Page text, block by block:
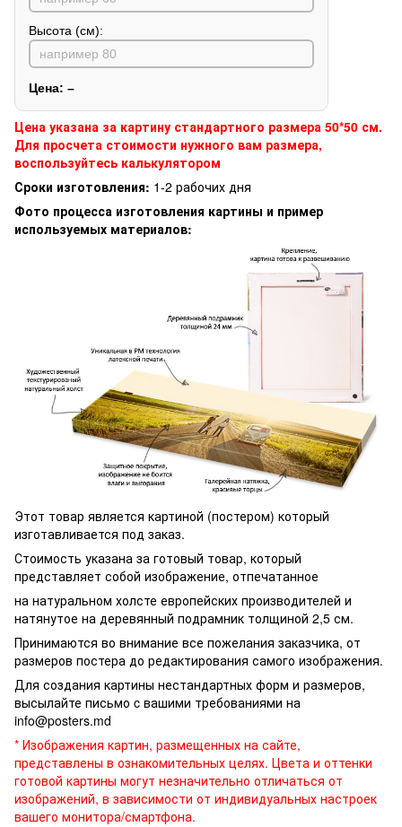
Высота (см):
Цена: –
Цена указана за картину стандартного размера 50*50 см.
Для просчета стоимости нужного вам размера,
воспользуйтесь калькулятором
Сроки изготовления: 1-2 рабочих дня
Фото процесса изготовления картины и пример
используемых материалов:
Этот товар является картиной (постером) который
изготавливается под заказ.
Стоимость указана за готовый товар, который
представляет собой изображение, отпечатанное
на натуральном холсте европейских производителей и
натянутое на деревянный подрамник толщиной 2,5 см.
Принимаются во внимание все пожелания заказчика, от
размеров постера до редактирования самого изображения.
Для создания картины нестандартных форм и размеров,
высылайте письмо c вашими требованиями на
info@posters.md
* Изображения картин, размещенных на сайте,
представлены в ознакомительных целях. Цвета и оттенки
готовой картины могут незначительно отличаться от
изображений, в зависимости от индивидуальных настроек
вашего монитора/смартфона.